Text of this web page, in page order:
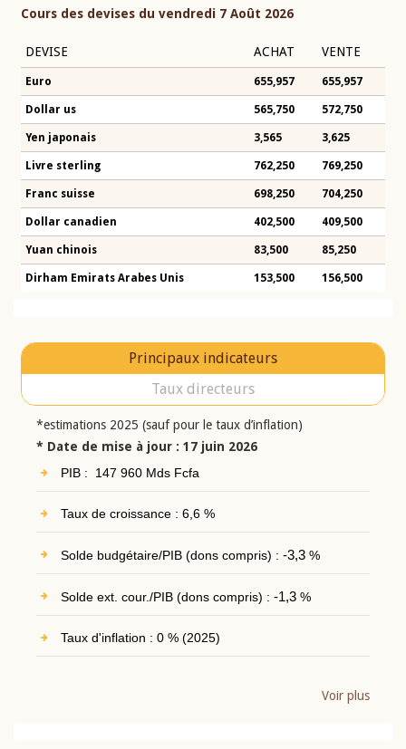
Cours des devises du vendredi 7 Août 2026
DEVISE ACHAT VENTE
Euro 655,957 655,957
Dollar us 565,750 572,750
Yen japonais 3,565 3,625
Livre sterling 762,250 769,250
Franc suisse 698,250 704,250
Dollar canadien 402,500 409,500
Yuan chinois 83,500 85,250
Dirham Emirats Arabes Unis 153,500 156,500
Principaux indicateurs
Taux directeurs
*estimations 2025 (sauf pour le taux d’inflation)
* Date de mise à jour : 17 juin 2026
PIB : 147 960 Mds Fcfa
Taux de croissance : 6,6 %
Solde budgétaire/PIB (dons compris) : -3,3%
Solde ext. cour./PIB (dons compris) : -1,3%
Taux d'inflation : 0 % (2025)
Voir plus